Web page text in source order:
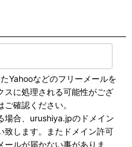
Yahooなどのフリーメールを
スに処理される可能性がござ
確認ください。
場合、urushiya.jpのドメイン
致します。またドメイン許可
ールが届かない事がありま